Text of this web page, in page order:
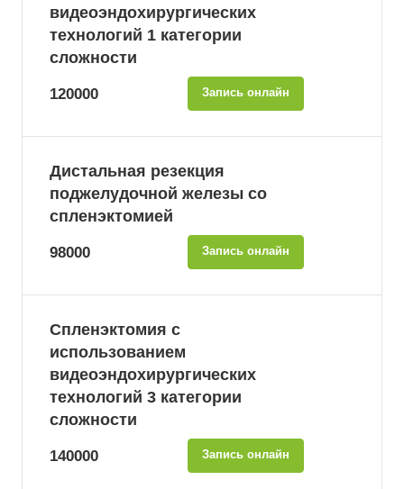
видеоэндохирургических
технологий 1 категории
сложности
120000 Запись онлайн
Дистальная резекция
поджелудочной железы со
спленэктомией
98000 Запись онлайн
Спленэктомия с
использованием
видеоэндохирургических
технологий 3 категории
сложности
140000 Запись онлайн